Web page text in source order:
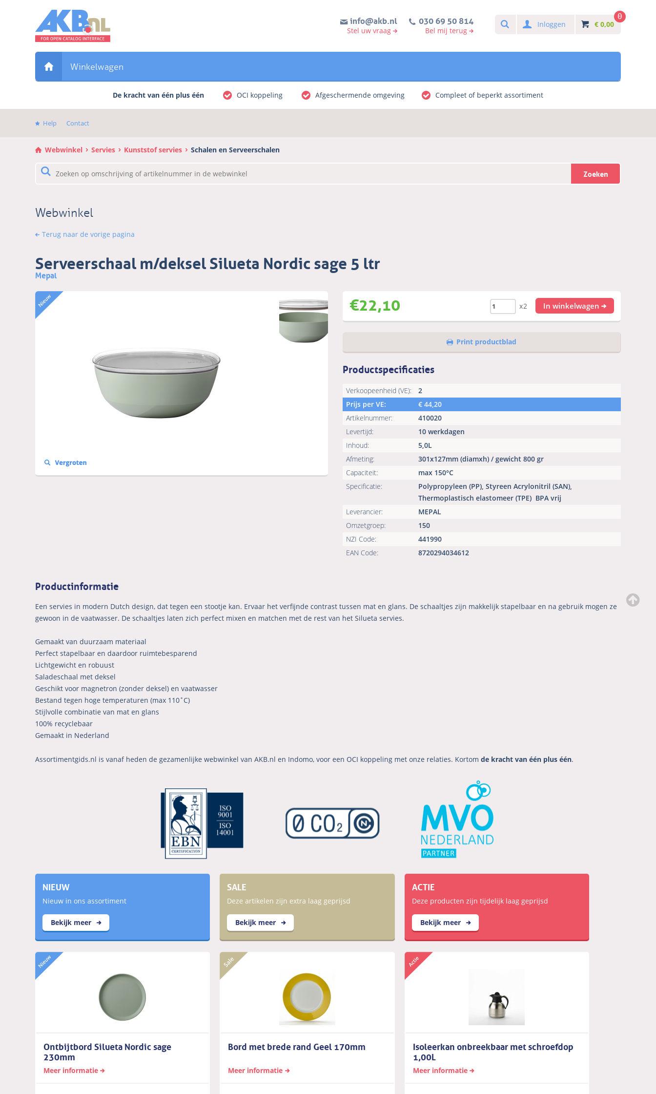
Direct
het
hoofdmenu
info@akb.nl
Stel uw vraag
030 69 50 814
Bel mij terug
SearchInloggen € 0,00
0
Winkelwagen
De kracht van één plus één OCI koppeling Afgeschermende omgeving Compleet of beperkt assortiment
Help Contact
Webwinkel Servies Kunststof servies Schalen en Serveerschalen
Zoeken
Webwinkel
Terug naar de vorige pagina
Serveerschaal m/deksel Silueta Nordic sage 5 ltr
Mepal
€22,10 x2 In winkelwagen
Print productblad
Productspecificaties
Verkoopeenheid (VE):
2
Prijs per VE:
€ 44,20
Artikelnummer:
410020
Levertijd:
10 werkdagen
Inhoud:
5,0L
Afmeting:
301x127mm (diamxh) / gewicht 800 gr
Capaciteit:
max 150°C
Specificatie:
Polypropyleen (PP), Styreen Acrylonitril (SAN),
Thermoplastisch elastomeer (TPE) BPA vrij
Leverancier:
MEPAL
Omzetgroep:
150
NZI Code:
441990
EAN Code:
8720294034612
Productinformatie
Een servies in modern Dutch design, dat tegen een stootje kan. Ervaar het verfijnde contrast tussen mat en glans. De schaaltjes zijn makkelijk stapelbaar en na gebruik mogen ze
gewoon in de vaatwasser. De schaaltjes laten zich perfect mixen en matchen met de rest van het Silueta servies.
Gemaakt van duurzaam materiaal
Perfect stapelbaar en daardoor ruimtebesparend
Lichtgewicht en robuust
Saladeschaal met deksel
Geschikt voor magnetron (zonder deksel) en vaatwasser
Bestand tegen hoge temperaturen (max 110˚C)
Stijlvolle combinatie van mat en glans
100% recyclebaar
Gemaakt in Nederland
Assortimentgids.nl is vanaf heden de gezamenlijke webwinkel van AKB.nl en Indomo, voor een OCI koppeling met onze relaties. Kortom de kracht van één plus één.
NIEUW
Nieuw in ons assortiment
Bekijk meer
Ontbijtbord Silueta Nordic sage
230mm
Meer informatie
SALE
Deze artikelen zijn extra laag geprijsd
Bekijk meer
Bord met brede rand Geel 170mm
Meer informatie
ACTIE
Deze producten zijn tijdelijk laag geprijsd
Bekijk meer
Isoleerkan onbreekbaar met schroefdop
1,00L
Meer informatie